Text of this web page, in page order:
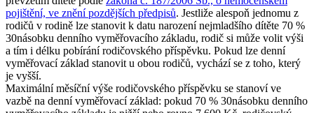
pojištění, ve znění pozdějších předpisů. Jestliže alespoň jednomu z
rodičů v rodině lze stanovit k datu narození nejmladšího dítěte 70 %
30násobku denního vyměřovacího základu, rodič si může volit výši
a tím i délku pobírání rodičovského příspěvku. Pokud lze denní
vyměřovací základ stanovit u obou rodičů, vychází se z toho, který
je vyšší.
Maximální měsíční výše rodičovského příspěvku se stanoví ve
vazbě na denní vyměřovací základ: pokud 70 % 30násobku denního